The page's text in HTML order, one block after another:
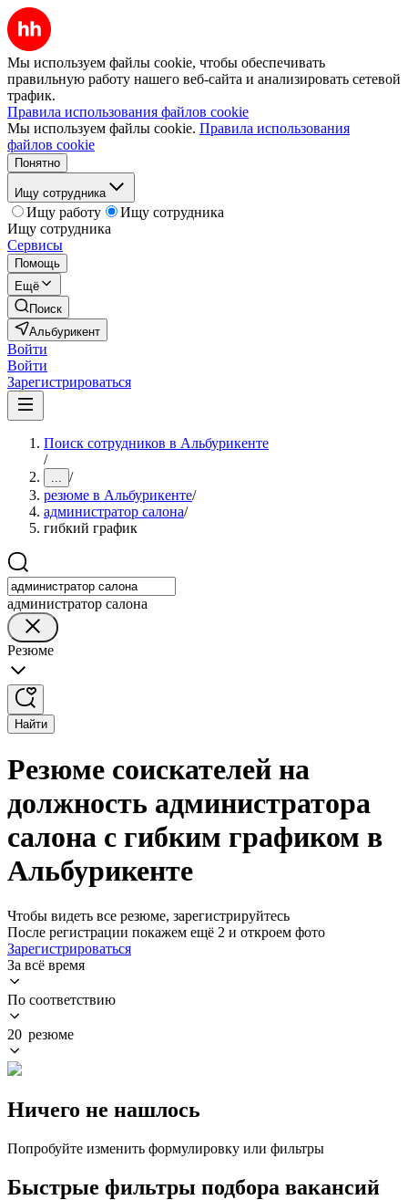
Мы используем файлы cookie, чтобы обеспечивать
правильную работу нашего веб-сайта и анализировать сетевой
трафик.
Правила использования файлов cookie
Мы используем файлы cookie. Правила использования
файлов cookie
Понятно
Ищу сотрудника
Ищу работу
Ищу сотрудника
Ищу сотрудника
Сервисы
Помощь
Ещё
Поиск
Альбурикент
Войти
Войти
Зарегистрироваться
Поиск сотрудников в Альбурикенте
/
... /
резюме в Альбурикенте/
администратор салона/
гибкий график
администратор салона
Резюме
Найти
Резюме соискателей на
должность администратора
салона с гибким графиком в
Альбурикенте
Чтобы видеть все резюме, зарегистрируйтесь
После регистрации покажем ещё 2 и откроем фото
Зарегистрироваться
За всё время
По соответствию
20 резюме
Ничего не нашлось
Попробуйте изменить формулировку или фильтры
Быстрые фильтры подбора вакансий